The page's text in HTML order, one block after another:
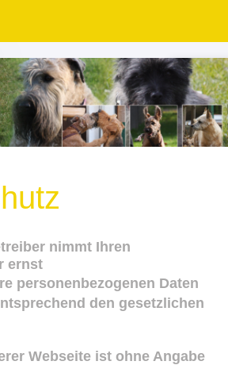
nimmt Ihren
ernst
personenbezogenen Daten
den gesetzlichen
Webseite ist ohne Angabe